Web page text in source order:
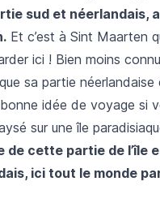
sud et néerlandais,
Et c’est à Sint Maarten
ici ! Bien moins
sa partie
idée de voyage si
sur une île
de cette partie de l’île
ici tout le monde